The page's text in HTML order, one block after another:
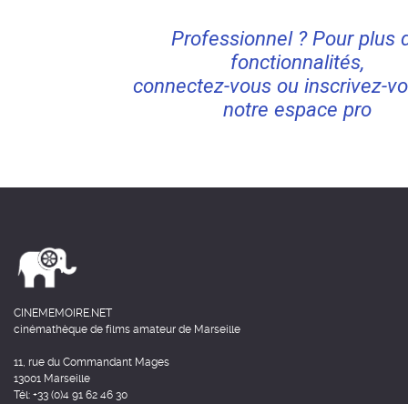
Professionnel ? Pour plus
fonctionnalités,
connectez-vous ou inscrivez-
notre espace pro
CINEMEMOIRE.NET
cinémathèque de films amateur de Marseille
11, rue du Commandant Mages
13001 Marseille
Tél: +33 (0)4 91 62 46 30